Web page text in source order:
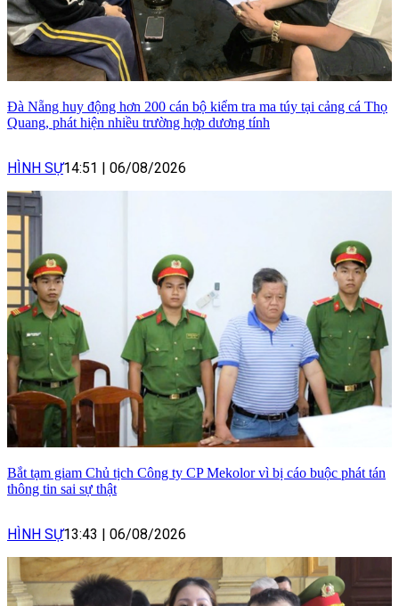
Đà Nẵng huy động hơn 200 cán bộ kiểm tra ma túy tại cảng cá Thọ
Quang, phát hiện nhiều trường hợp dương tính
HÌNH SỰ14:51 | 06/08/2026
Bắt tạm giam Chủ tịch Công ty CP Mekolor vì bị cáo buộc phát tán
thông tin sai sự thật
HÌNH SỰ13:43 | 06/08/2026